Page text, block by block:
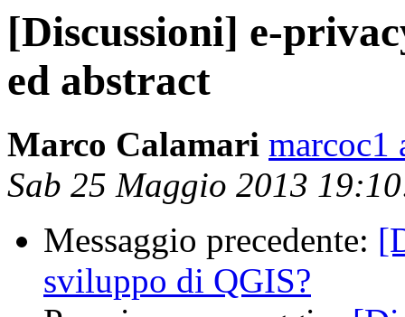
[Discussioni] e-
ed abstract
Marco Calamari marcoc1
Sab 25 Maggio 2013
Messaggio precedente:
sviluppo di QGIS?